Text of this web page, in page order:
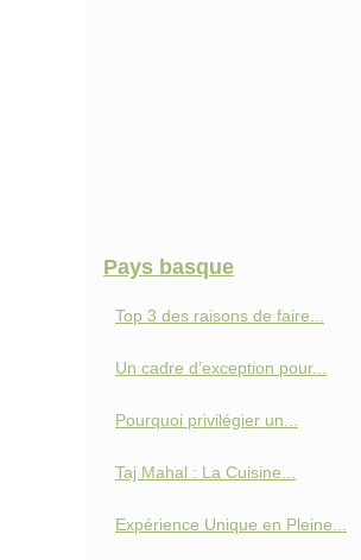
Pays basque
Top 3 des raisons de faire...
Un cadre d’exception pour...
Pourquoi privilégier un...
Taj Mahal : La Cuisine...
Expérience Unique en Pleine...